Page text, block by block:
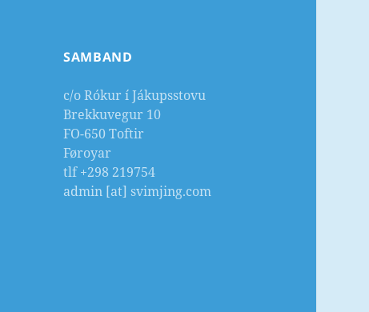
SAMBAND
c/o Rókur í Jákupsstovu
Brekkuvegur 10
FO-650 Toftir
Føroyar
tlf +298 219754
admin [at] svimjing.com